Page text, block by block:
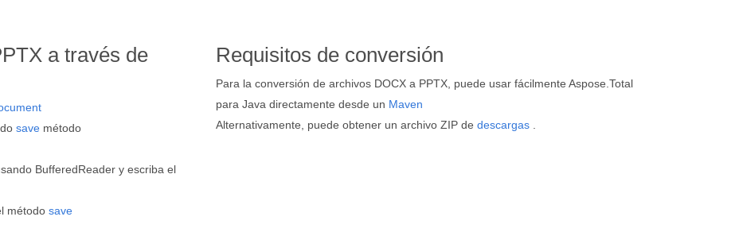
a través de
save método
BufferedReader y escriba el
método save
Requisitos de conversión
Para la conversión de archivos DOCX a PPTX, puede usar fácilmente Aspose.Total
para Java directamente desde un Maven
Alternativamente, puede obtener un archivo ZIP de descargas